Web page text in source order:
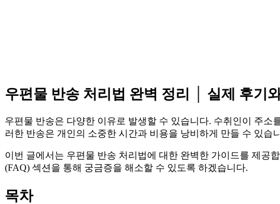
우편물 반송 처리법 완벽 정리 │ 실제 후기
우편물 반송은 다양한 이유로 발생할 수 있습니다. 수취인이 주
러한 반송은 개인의 소중한 시간과 비용을 낭비하게 만들 수 있
이번 글에서는 우편물 반송 처리법에 대한 완벽한 가이드를 제공
(FAQ) 섹션을 통해 궁금증을 해소할 수 있도록 하겠습니다.
목차